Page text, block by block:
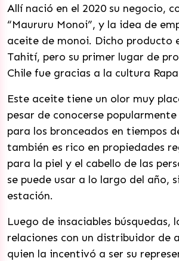
Allí nació en el 2020 su negocio,
“Maururu Monoi”, y la idea de
aceite de monoi. Dicho producto
Tahití, pero su primer lugar de
Chile fue gracias a la cultura
Este aceite tiene un olor muy
pesar de conocerse
para los bronceados en tiempos
también es rico en propiedades
para la piel y el cabello de las
se puede usar a lo largo del año,
estación.
Luego de insaciables búsquedas,
relaciones con un distribuidor de
quien la incentivó a ser su